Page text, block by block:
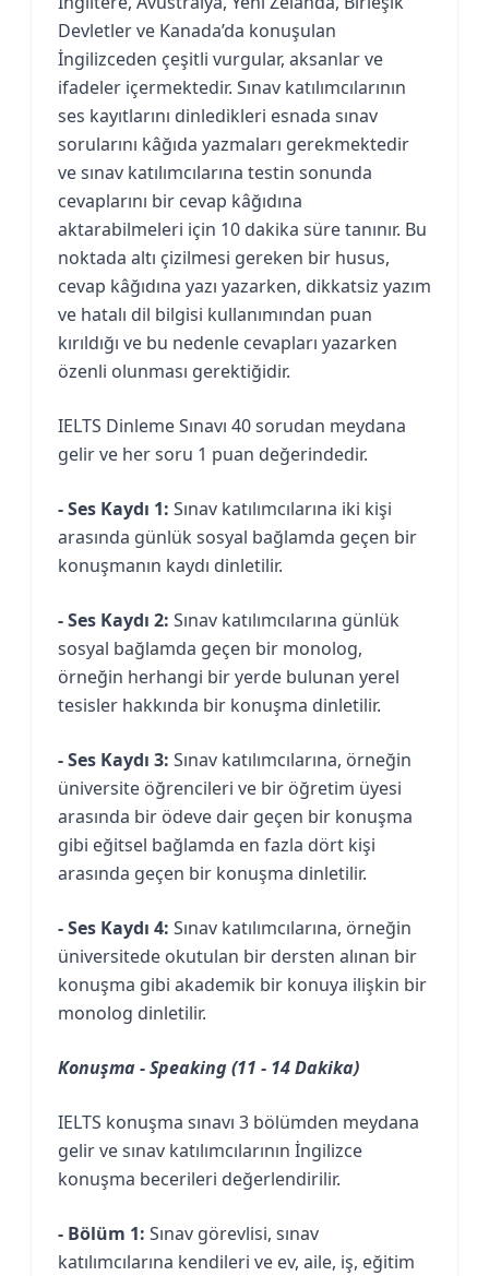
Devletler ve Kanada’da konuşulan
İngilizceden çeşitli vurgular, aksanlar ve
ifadeler içermektedir. Sınav katılımcılarının
ses kayıtlarını dinledikleri esnada sınav
sorularını kâğıda yazmaları gerekmektedir
ve sınav katılımcılarına testin sonunda
cevaplarını bir cevap kâğıdına
aktarabilmeleri için 10 dakika süre tanınır. Bu
noktada altı çizilmesi gereken bir husus,
cevap kâğıdına yazı yazarken, dikkatsiz yazım
ve hatalı dil bilgisi kullanımından puan
kırıldığı ve bu nedenle cevapları yazarken
özenli olunması gerektiğidir.
IELTS Dinleme Sınavı 40 sorudan meydana
gelir ve her soru 1 puan değerindedir.
- Ses Kaydı 1: Sınav katılımcılarına iki kişi
arasında günlük sosyal bağlamda geçen bir
konuşmanın kaydı dinletilir.
- Ses Kaydı 2: Sınav katılımcılarına günlük
sosyal bağlamda geçen bir monolog,
örneğin herhangi bir yerde bulunan yerel
tesisler hakkında bir konuşma dinletilir.
- Ses Kaydı 3: Sınav katılımcılarına, örneğin
üniversite öğrencileri ve bir öğretim üyesi
arasında bir ödeve dair geçen bir konuşma
gibi eğitsel bağlamda en fazla dört kişi
arasında geçen bir konuşma dinletilir.
- Ses Kaydı 4: Sınav katılımcılarına, örneğin
üniversitede okutulan bir dersten alınan bir
konuşma gibi akademik bir konuya ilişkin bir
monolog dinletilir.
Konuşma - Speaking (11 - 14 Dakika)
IELTS konuşma sınavı 3 bölümden meydana
gelir ve sınav katılımcılarının İngilizce
konuşma becerileri değerlendirilir.
- Bölüm 1: Sınav görevlisi, sınav
katılımcılarına kendileri ve ev, aile, iş, eğitim